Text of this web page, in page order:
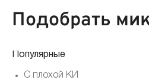
Подобрать
Популярные
С плохой КИ